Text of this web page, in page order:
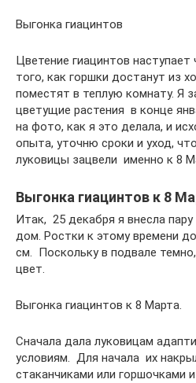
Выгонка гиацинтов
Цветение гиацинтов
того, как горшки достанут из
поместят в теплую комнату. Я
цветущие растения в конце
на фото, как я это делала, и
опыта, уточню сроки и уход,
луковицы зацвели именно к 8
Выгонка гиацинтов к 8
Итак, 25 декабря я внесла
дом. Ростки к этому времени
см. Поскольку в подвале
цвет.
Выгонка гиацинтов к 8 Марта.
Сначала дала луковицам
условиям. Для начала их
стаканчиками или горшочками